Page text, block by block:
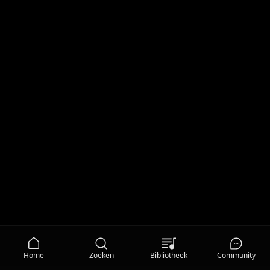
Home Zoeken Bibliotheek Community